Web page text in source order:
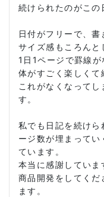
続けられたのがこの
日付がフリーで、書
サイズ感もころんと
1日1ページで罫線
体がすごく楽しくて
これがなくなって
す。
私でも日記を続け
ージ数が埋まってい
ています。
本当に感謝していま
商品開発をしてく
ます。